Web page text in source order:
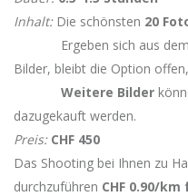
Inhalt:Die schönsten 20
Ergeben sich aus dem
Bilder, bleibt die Option
Weitere Bilder
dazugekauft werden.
Preis: CHF 450
Das Shooting bei Ihnen zu
durchzuführen CHF 0.90/